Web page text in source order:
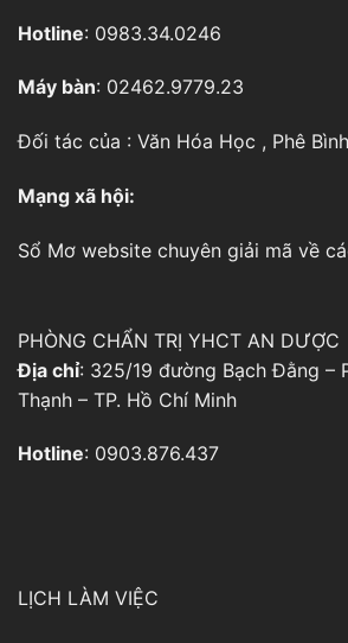
Hotline: 0983.34.0246
Máy bàn: 02462.9779.23
Đối tác của : Văn Hóa Học , Phê
Mạng xã hội:
Sổ Mơ website chuyên giải mã về
PHÒNG CHẨN TRỊ YHCT AN DƯỢC
Địa chỉ: 325/19 đường Bạch Đằng –
Thạnh – TP. Hồ Chí Minh
Hotline: 0903.876.437
LỊCH LÀM VIỆC